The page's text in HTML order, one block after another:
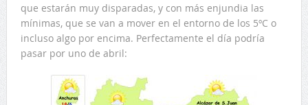
que estarán muy disparadas, y con más enjundia las
mínimas, que se van a mover en el entorno de los 5ºC o
incluso algo por encima. Perfectamente el día podría
pasar por uno de abril: